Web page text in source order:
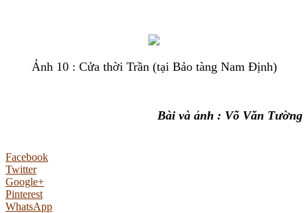
Ảnh 10 : Cửa thời Trần (tại Bảo tàng Nam Định)
Bài và ảnh : Võ Văn Tường
Facebook
Twitter
Google+
Pinterest
WhatsApp